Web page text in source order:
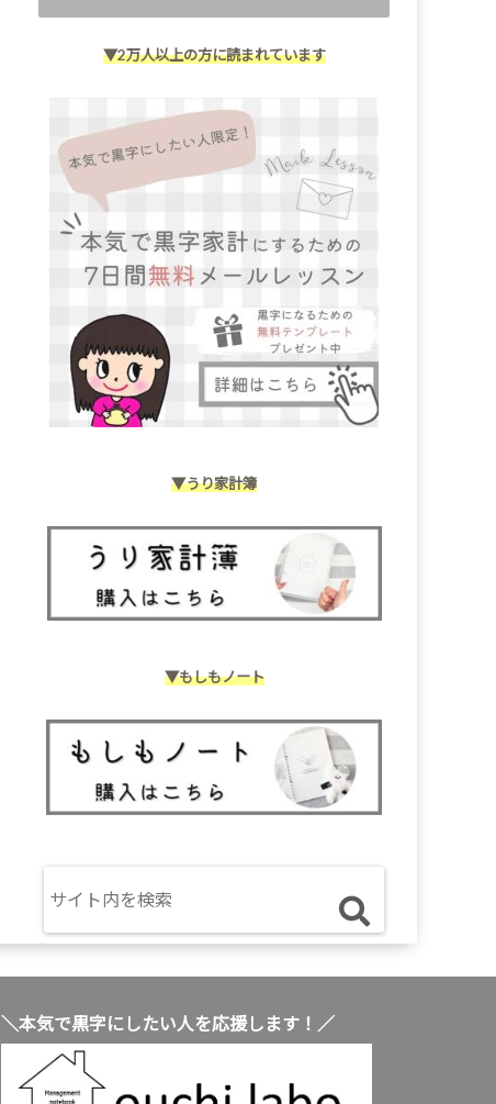
▼2万人以上の方に読まれています
▼うり家計簿
▼もしもノート
＼本気で黒字にしたい人を応援します！／